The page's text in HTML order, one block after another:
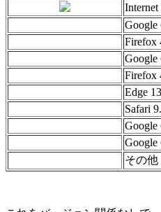
Google
Firefox
Google
Firefox
Edge 13
Safari
Google
Google
その他